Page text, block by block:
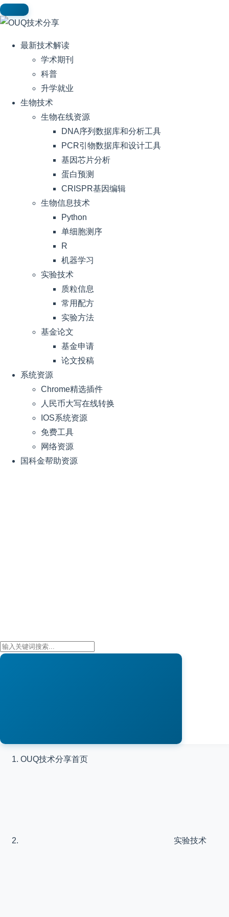
最新技术解读
学术期刊
科普
升学就业
生物技术
生物在线资源
DNA序列数据库和分析工具
PCR引物数据库和设计工具
基因芯片分析
蛋白预测
CRISPR基因编辑
生物信息技术
Python
单细胞测序
R
机器学习
实验技术
质粒信息
常用配方
实验方法
基金论文
基金申请
论文投稿
系统资源
Chrome精选插件
人民币大写在线转换
IOS系统资源
免费工具
网络资源
国科金帮助资源
OUQ技术分享首页
实验技术